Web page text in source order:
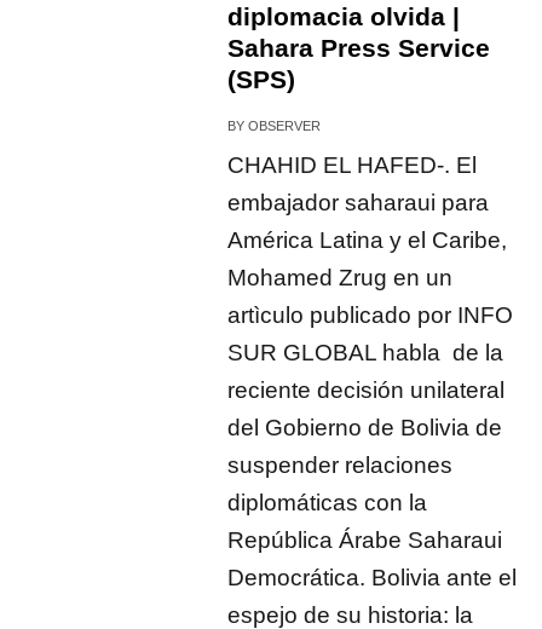
diplomacia olvida |
Sahara Press Service
(SPS)
BYOBSERVER
CHAHID EL HAFED-. El
embajador saharaui para
América Latina y el Caribe,
Mohamed Zrug en un
artìculo publicado por INFO
SUR GLOBAL habla de la
reciente decisión unilateral
del Gobierno de Bolivia de
suspender relaciones
diplomáticas con la
República Árabe Saharaui
Democrática. Bolivia ante el
espejo de su historia: la